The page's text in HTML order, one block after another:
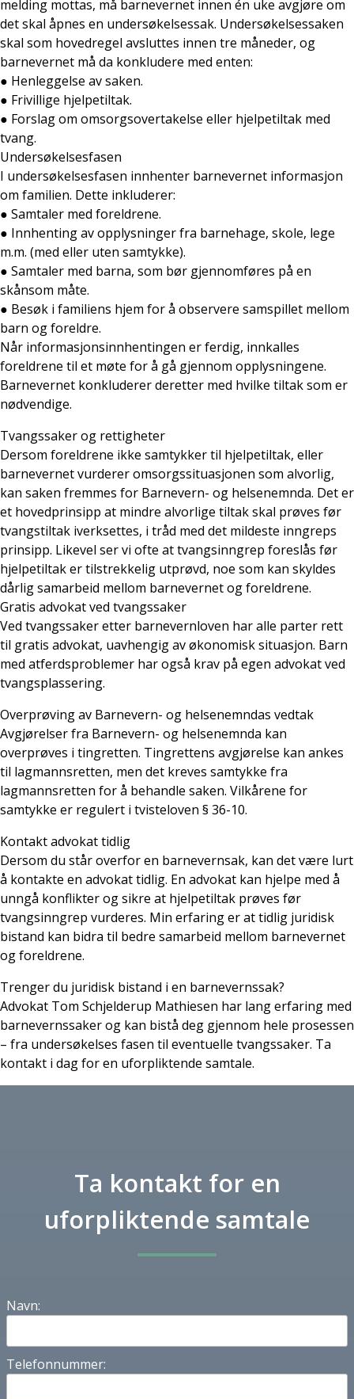
melding mottas, må barnevernet innen én uke avgjøre om
det skal åpnes en undersøkelsessak. Undersøkelsessaken
skal som hovedregel avsluttes innen tre måneder, og
barnevernet må da konkludere med enten:
● Henleggelse av saken.
● Frivillige hjelpetiltak.
● Forslag om omsorgsovertakelse eller hjelpetiltak med
tvang.
Undersøkelsesfasen
I undersøkelsesfasen innhenter barnevernet informasjon
om familien. Dette inkluderer:
● Samtaler med foreldrene.
● Innhenting av opplysninger fra barnehage, skole, lege
m.m. (med eller uten samtykke).
● Samtaler med barna, som bør gjennomføres på en
skånsom måte.
● Besøk i familiens hjem for å observere samspillet mellom
barn og foreldre.
Når informasjonsinnhentingen er ferdig, innkalles
foreldrene til et møte for å gå gjennom opplysningene.
Barnevernet konkluderer deretter med hvilke tiltak som er
nødvendige.
Tvangssaker og rettigheter
Dersom foreldrene ikke samtykker til hjelpetiltak, eller
barnevernet vurderer omsorgssituasjonen som alvorlig,
kan saken fremmes for Barnevern- og helsenemnda. Det er
et hovedprinsipp at mindre alvorlige tiltak skal prøves før
tvangstiltak iverksettes, i tråd med det mildeste inngreps
prinsipp. Likevel ser vi ofte at tvangsinngrep foreslås før
hjelpetiltak er tilstrekkelig utprøvd, noe som kan skyldes
dårlig samarbeid mellom barnevernet og foreldrene.
Gratis advokat ved tvangssaker
Ved tvangssaker etter barnevernloven har alle parter rett
til gratis advokat, uavhengig av økonomisk situasjon. Barn
med atferdsproblemer har også krav på egen advokat ved
tvangsplassering.
Overprøving av Barnevern- og helsenemndas vedtak
Avgjørelser fra Barnevern- og helsenemnda kan
overprøves i tingretten. Tingrettens avgjørelse kan ankes
til lagmannsretten, men det kreves samtykke fra
lagmannsretten for å behandle saken. Vilkårene for
samtykke er regulert i tvisteloven § 36-10.
Kontakt advokat tidlig
Dersom du står overfor en barnevernsak, kan det være lurt
å kontakte en advokat tidlig. En advokat kan hjelpe med å
unngå konflikter og sikre at hjelpetiltak prøves før
tvangsinngrep vurderes. Min erfaring er at tidlig juridisk
bistand kan bidra til bedre samarbeid mellom barnevernet
og foreldrene.
Trenger du juridisk bistand i en barnevernssak?
Advokat Tom Schjelderup Mathiesen har lang erfaring med
barnevernssaker og kan bistå deg gjennom hele prosessen
– fra undersøkelses fasen til eventuelle tvangssaker. Ta
kontakt i dag for en uforpliktende samtale.
Ta kontakt for en
uforpliktende samtale
Navn:
Telefonnummer: